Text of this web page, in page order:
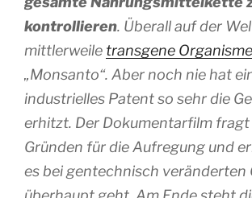
kontrollieren. Überall auf der
mittlerweile transgene
„Monsanto“. Aber noch nie hat
industrielles Patent so sehr die
erhitzt. Der Dokumentarfilm fragt
Gründen für die Aufregung und
es bei gentechnisch veränderten